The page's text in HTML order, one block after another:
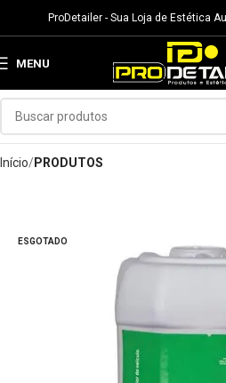
ProDetailer - Sua Loja de Estética
MENU
Início PRODUTOS
ESGOTADO